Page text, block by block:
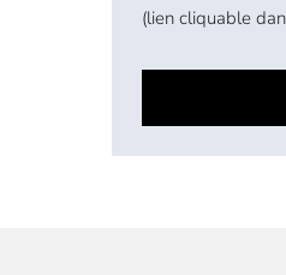
(lien cliquable